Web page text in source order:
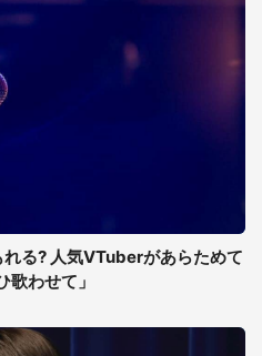
る? 人気VTuberがあらためて
わせて」